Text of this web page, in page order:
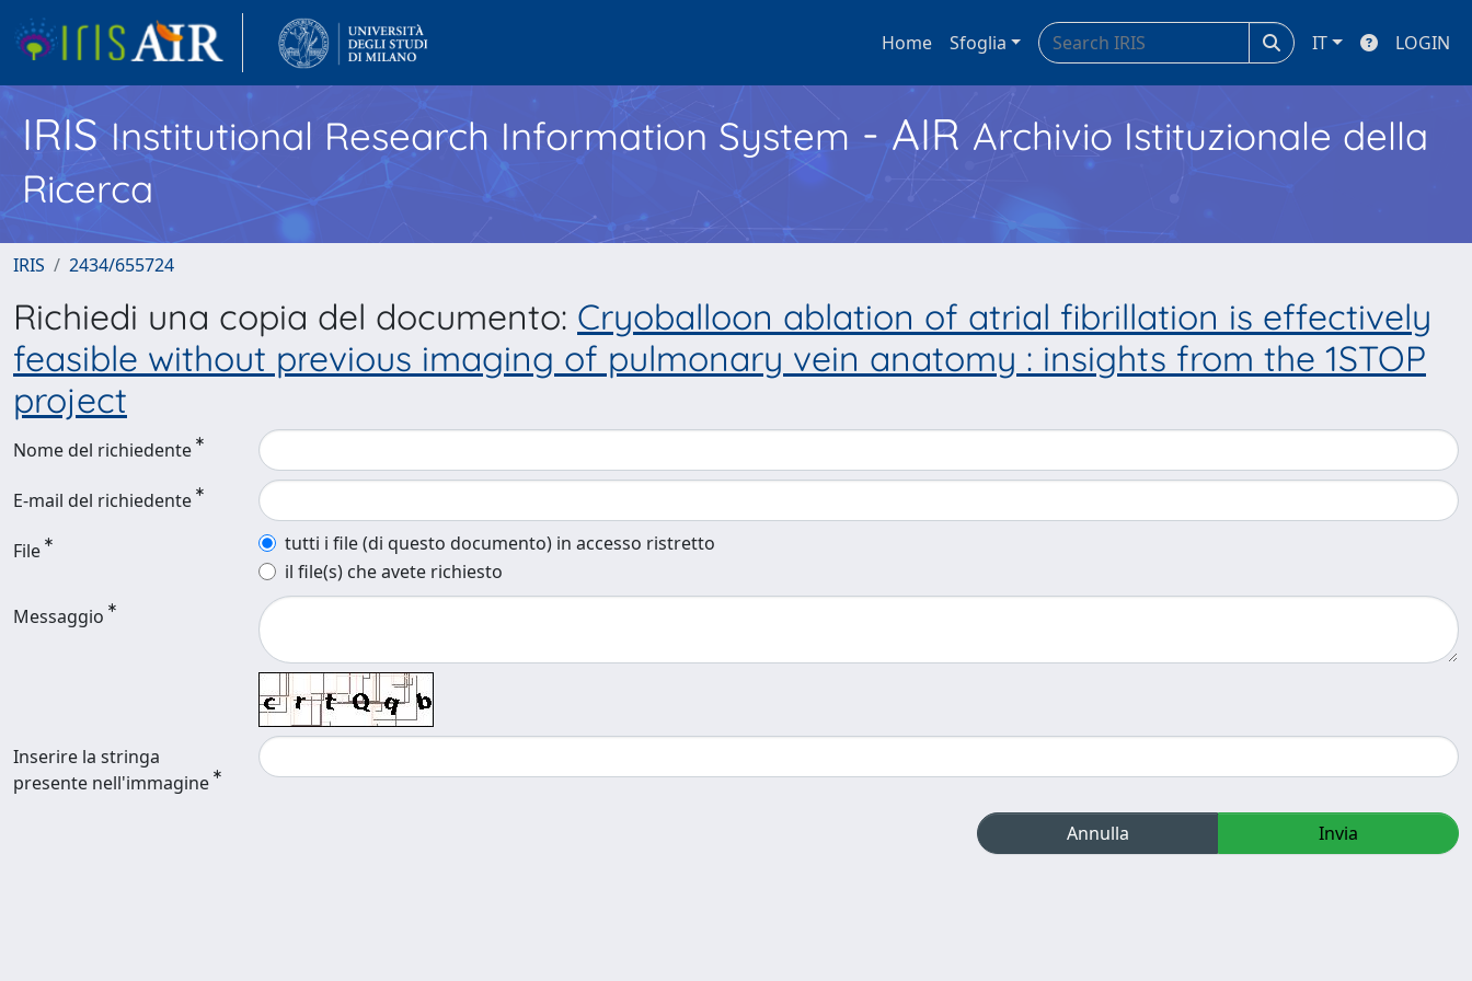
Home Sfoglia IT LOGIN
IRISInstitutional Research Information System - AIR Archivio Istituzionale della
Ricerca
IRIS 2434/655724
Richiedi una copia del documento: Cryoballoon ablation of atrial fibrillation is effectively
feasible without previous imaging of pulmonary vein anatomy : insights from the 1STOP
project
Nome del richiedente
E-mail del richiedente
File
tutti i file (di questo documento) in accesso ristretto
il file(s) che avete richiesto
Messaggio
Inserire la stringa
presente nell'immagine
Annulla Invia